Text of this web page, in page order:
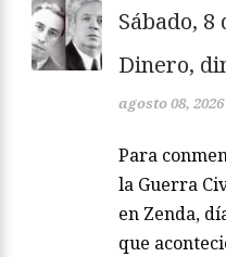
Sábado, 8
Dinero,
agosto 08, 2026
Para
la Guerra
en Zenda,
que